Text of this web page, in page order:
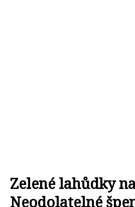
Zelené lahůdky
Neodolatelné